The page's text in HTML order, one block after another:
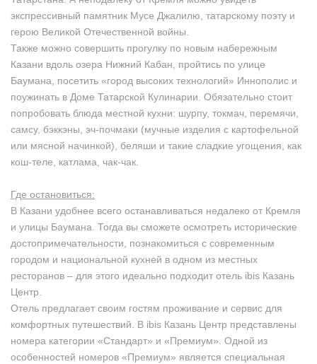
экспрессивный памятник Мусе Джалилю, татарскому поэту и
герою Великой Отечественной войны.
Также можно совершить прогулку по новым набережным
Казани вдоль озера Нижний Кабан, пройтись по улице
Баумана, посетить «город высоких технологий» Иннополис и
поужинать в Доме Татарской Кулинарии. Обязательно стоит
попробовать блюда местной кухни: шурпу, токмач, перемячи,
самсу, бэккэны, эч-почмаки (мучные изделия с картофельной
или мясной начинкой), беляши и такие сладкие угощения, как
кош-теле, катлама, чак-чак.
Где остановиться:
В Казани удобнее всего останавливаться недалеко от Кремля
и улицы Баумана. Тогда вы сможете осмотреть исторические
достопримечательности, познакомиться с современным
городом и национальной кухней в одном из местных
ресторанов – для этого идеально подходит отель ibis Казань
Центр.
Отель предлагает своим гостям проживание и сервис для
комфортных путешествий. В ibis Казань Центр представлены
номера категории «Стандарт» и «Премиум». Одной из
особенностей номеров «Премиум» является специальная